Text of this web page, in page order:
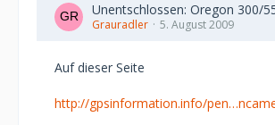
Unentschlossen: Oregon 300/
Grauradler 5. August 2009
Auf dieser Seite
http://gpsinformation.info/